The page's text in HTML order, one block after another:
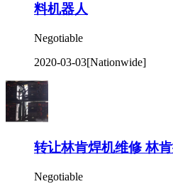
料机器人
Negotiable
2020-03-03[Nationwide]
转让林肯焊机维修 林
Negotiable